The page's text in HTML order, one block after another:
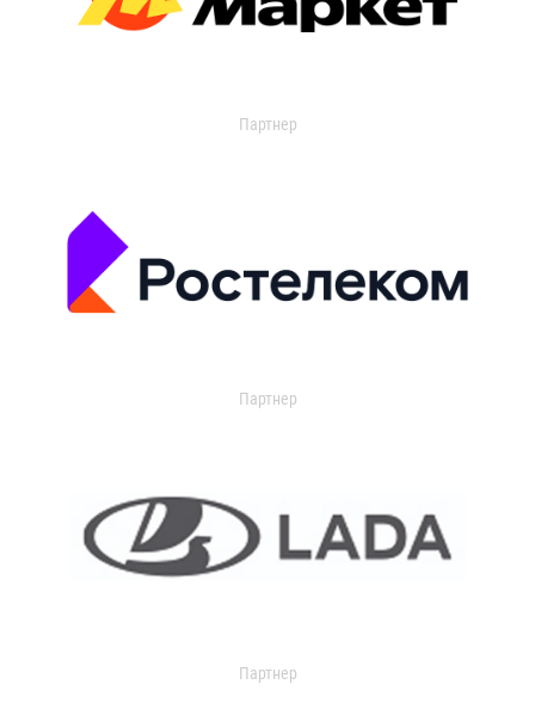
Партнер
Партнер
Партнер